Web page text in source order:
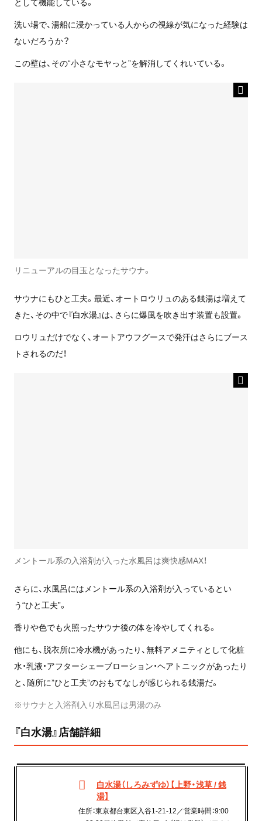
洗い場で、湯船に浸かっている人からの視線が気になった経験は
ないだろうか？
この壁は、その“小さなモヤっと”を解消してくれいている。
リニューアルの目玉となったサウナ。
サウナにもひと工夫。最近、オートロウリュのある銭湯は増えて
きた、その中で『白水湯』は、さらに爆風を吹き出す装置も設置。
ロウリュだけでなく、オートアウフグースで発汗はさらにブース
トされるのだ！
メントール系の入浴剤が入った水風呂は爽快感MAX！
さらに、水風呂にはメントール系の入浴剤が入っているとい
う“ひと工夫”。
香りや色でも火照ったサウナ後の体を冷やしてくれる。
他にも、脱衣所に冷水機があったり、無料アメニティとして化粧
水・乳液・アフターシェーブローション・ヘアトニックがあったり
と、随所に”ひと工夫”のおもてなしが感じられる銭湯だ。
※サウナと入浴剤入り水風呂は男湯のみ
『白水湯』店舗詳細
白水湯（しろみずゆ）【上野・浅草 / 銭
湯】
住所：東京都台東区入谷1-21-12／営業時間：9:00